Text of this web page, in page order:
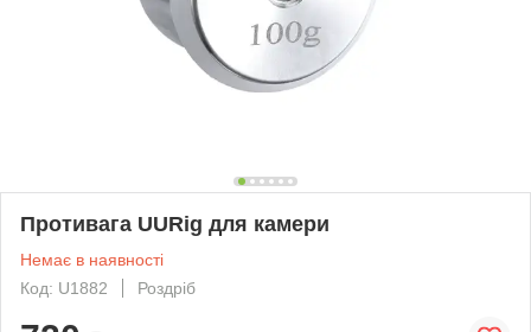
Противага UURig для камери
Немає в наявності
Код: U1882
Роздріб